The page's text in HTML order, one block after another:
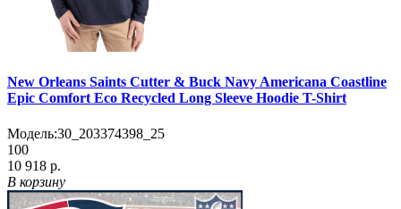
New Orleans Saints Cutter & Buck Navy Americana Coastline
Epic Comfort Eco Recycled Long Sleeve Hoodie T-Shirt
Модель:30_203374398_25
100
10 918 р.
В корзину